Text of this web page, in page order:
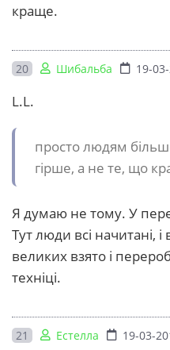
краще.
20 Шибальба 19-
L.L.
просто людям
гірше, а не те, що
Я думаю не тому. У
Тут люди всі начитані,
великих взято і
техніці.
21 Естелла 19-03-